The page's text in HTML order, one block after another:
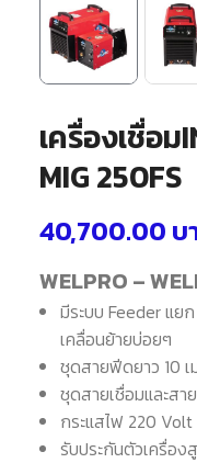
เครื่องเชื่อม
MIG 250FS
40,700.00 บ
WELPRO –
มีระบบ Feeder แย
เคลื่อนย้ายบ่อยๆ
ชุดสายฟีดยาว 10 เ
ชุดสายเชื่อมและสา
กระแสไฟ 220 Volt
รับประกันตัวเครื่อ